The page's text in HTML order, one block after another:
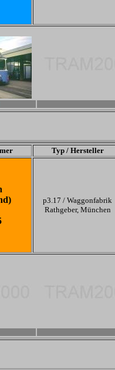
Typ / Hersteller
p3.17 / Waggonfabrik
Rathgeber, München